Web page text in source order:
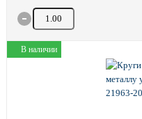
Количество товара
В наличии